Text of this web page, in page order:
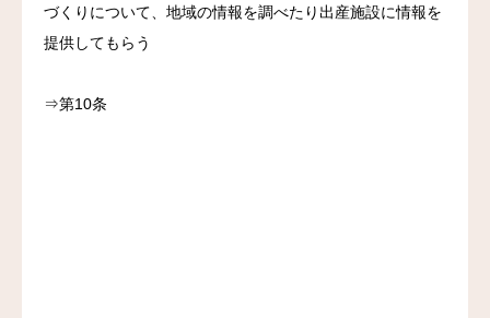
づくりについて、地域の情報を調べたり出産施設に情報を
提供してもらう
⇒第10条